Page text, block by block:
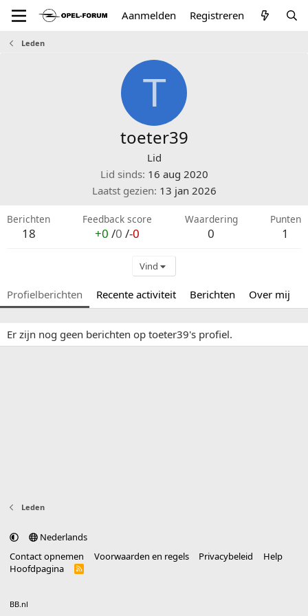
Aanmelden Registreren
Leden
T
toeter39
Lid
Lid sinds 16 aug 2020
Laatst gezien 13 jan 2026
Berichten
18
Feedback score
+0 /0 /-0
Waardering
0
Punten
1
Vind
Profielberichten Recente activiteit Berichten Over mij
Er zijn nog geen berichten op toeter39's profiel.
Leden
Nederlands
Contact opnemen
Voorwaarden en regels Privacybeleid
Help
Hoofdpagina
R
BB.nl